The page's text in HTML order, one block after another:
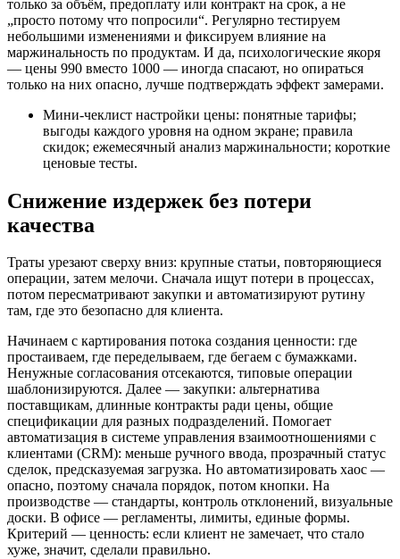
только за объём, предоплату или контракт на срок, а не
„просто потому что попросили“. Регулярно тестируем
небольшими изменениями и фиксируем влияние на
маржинальность по продуктам. И да, психологические якоря
— цены 990 вместо 1000 — иногда спасают, но опираться
только на них опасно, лучше подтверждать эффект замерами.
Мини‑чеклист настройки цены: понятные тарифы;
выгоды каждого уровня на одном экране; правила
скидок; ежемесячный анализ маржинальности; короткие
ценовые тесты.
Снижение издержек без потери
качества
Траты урезают сверху вниз: крупные статьи, повторяющиеся
операции, затем мелочи. Сначала ищут потери в процессах,
потом пересматривают закупки и автоматизируют рутину
там, где это безопасно для клиента.
Начинаем с картирования потока создания ценности: где
простаиваем, где переделываем, где бегаем с бумажками.
Ненужные согласования отсекаются, типовые операции
шаблонизируются. Далее — закупки: альтернатива
поставщикам, длинные контракты ради цены, общие
спецификации для разных подразделений. Помогает
автоматизация в системе управления взаимоотношениями с
клиентами (CRM): меньше ручного ввода, прозрачный статус
сделок, предсказуемая загрузка. Но автоматизировать хаос —
опасно, поэтому сначала порядок, потом кнопки. На
производстве — стандарты, контроль отклонений, визуальные
доски. В офисе — регламенты, лимиты, единые формы.
Критерий — ценность: если клиент не замечает, что стало
хуже, значит, сделали правильно.